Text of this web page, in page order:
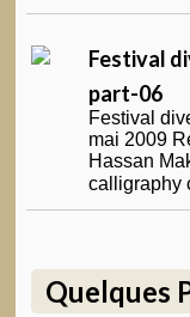
Festival
part-06
Festival
mai 2009
Hassan
Quelques